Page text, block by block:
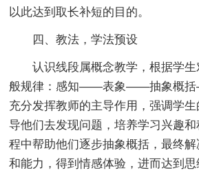
以此达到取长补短的目的。
四、教法，学法预设
认识线段属概念教学，根据学
般规律：感知——表象——抽象概
充分发挥教师的主导作用，强调学生
导他们去发现问题，培养学习兴趣
程中帮助他们逐步抽象概括，最终
和能力，得到情感体验，进而达到